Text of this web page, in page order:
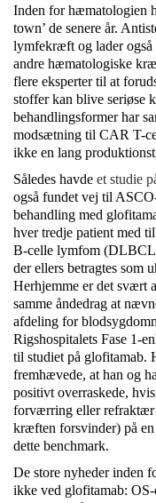
Inden for hæmatologien
town’ de senere år.
lymfekræft og lader også
andre hæmatologiske
flere eksperter til at
stoffer kan blive seriøse
behandlingsformer har
modsætning til CAR T-
ikke en lang
Således havde et studie
også fundet vej til
behandling med
hver tredje patient med
B-celle lymfom
der ellers betragtes som
Herhjemme er det svært
samme åndedrag at
afdeling for
Rigshospitalets Fase 1-
til studiet på glofitamab.
fremhævede, at han og
positivt overraskede,
forværring eller refraktær
kræften forsvinder) på
dette benchmark.
De store nyheder inden
ikke ved glofitamab: OS-